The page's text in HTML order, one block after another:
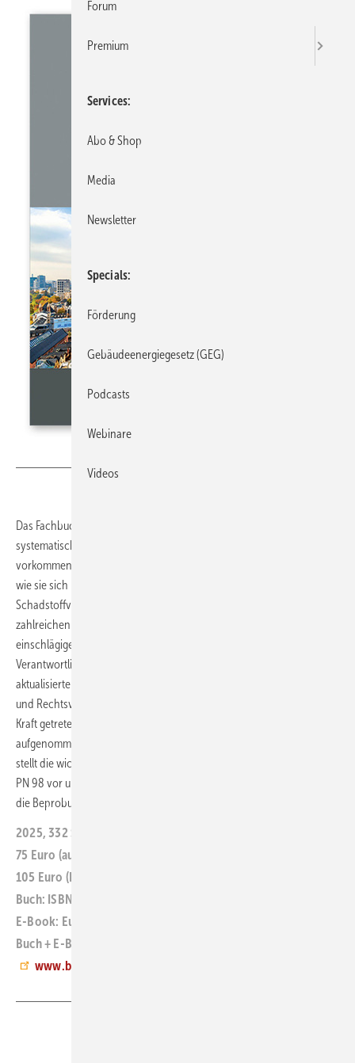
Das Fachbuch
systematisch die beim Bauen im Bestand am häufigsten
vorkommenden Schadstoffe. Es vermittelt praxisgerecht Hinweise,
wie sie sich bewerten lassen. Dazu katalogisiert es die
Schadstoffvorkommen übersichtlich und dokumentiert sie mit
zahlreichen Fotos. Gleichzeitig berücksichtigt das Werk die
einschlägigen Regelwerke und erläutert auf dieser Grundlage die
Verantwortlichkeiten und Pflichten aller am Bau Beteiligten. Die dritte,
aktualisierte und erweiterte Auflage greift die neuesten Regelwerke
und Rechtsvorschriften auf, insbesondere die im Dezember 2024 in
Kraft getretene Novellierung der Gefahrstoffverordnung. Das neu
aufgenommene Kapitel „Untersuchung von Gebäudeschadstoffen“
stellt die wichtigsten VDI-Richtlinien sowie die Handlungshilfe LAGA
PN 98 vor und erläutert, welche Anforderungen diese Vorgaben an
die Beprobung und Untersuchung von Schadstoffen stellen.
2025, 332 Seiten
75 Euro (auch als E-Book)
105 Euro (Buch + E-Book)
Buch: ISBN 978-3-481-04780-1
E-Book: Euro 978-3-481-04782-5
Buch + E-Book: ISBN 978-3-481-04781-8
www.baufachmedien.de
Forum
Premium
Services
Abo & Shop
Media
Newsletter
Specials
Förderung
Gebäudeenergiegesetz (GEG)
Podcasts
Webinare
Videos